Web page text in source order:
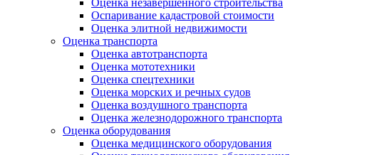
Оценка незавершенного строительства
Оспаривание кадастровой стоимости
Оценка элитной недвижимости
Оценка транспорта
Оценка автотранспорта
Оценка мототехники
Оценка спецтехники
Оценка морских и речных судов
Оценка воздушного транспорта
Оценка железнодорожного транспорта
Оценка оборудования
Оценка медицинского оборудования